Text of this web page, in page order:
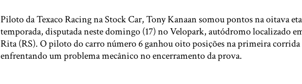
Piloto da Texaco Racing na Stock Car, Tony Kanaan somou pontos na oitava
temporada, disputada neste domingo (17) no Velopark, autódromo localizado
Rita (RS). O piloto do carro número 6 ganhou oito posições na primeira
enfrentando um problema mecânico no encerramento da prova.